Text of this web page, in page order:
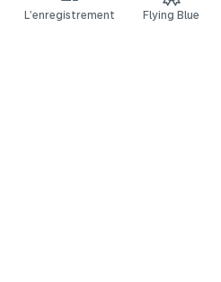
L’enregistrement Flying Blue